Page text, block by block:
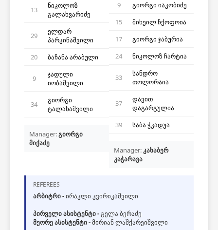
13
ნიკოლოზ
გალახვარიძე
29
ელდარ
პარკინაშვილი
20
ბაჩანა არაბული
9
ჯადული
იობაშვილი
34
გიორგი
ტალახაშვილი
Manager:გიორგი
მიქაძე
9
გიორგი იაკობიძე
15
მიხეილ ჩქოფოია
17
გიორგი ჯაბურია
24
ნიკოლოზ ჩარტია
33
სანდრო
თოლორაია
37
დავით
დაგარგულია
39
საბა ჭკადუა
Manager:კახაბერ
კაჭარავა
REFEREES
არბიტრი -ირაკლი კვირიკაშვილი
პირველი ასისტენტი -გელა ბერაძე
მეორე ასისტენტი -მირიან ლაშქარეიშვილი